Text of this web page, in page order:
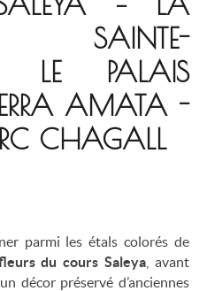
SAINTE-
LE PALAIS
AMATA -
CHAGALL
parmi les étals colorés de
du cours Saleya , avant
décor préservé d’anciennes